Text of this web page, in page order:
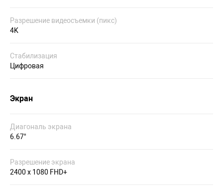
Разрешение видеосъемки (пикс)
4K
Стабилизация
Цифровая
Экран
Диагональ экрана
6.67"
Разрешение экрана
2400 x 1080 FHD+